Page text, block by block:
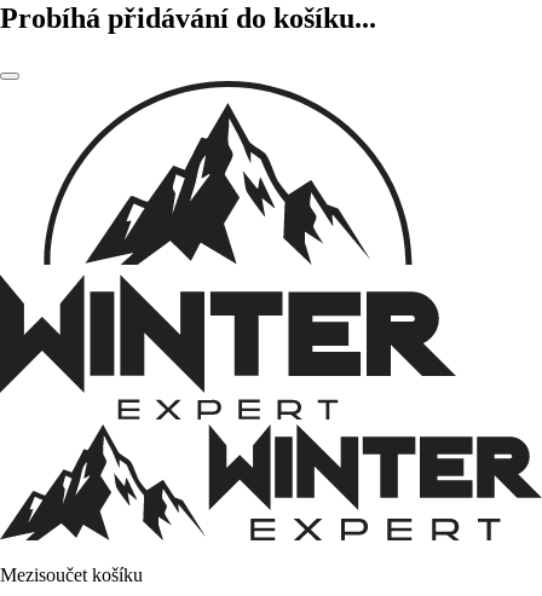
Probíhá přidávání do košíku...
Mezisoučet košíku